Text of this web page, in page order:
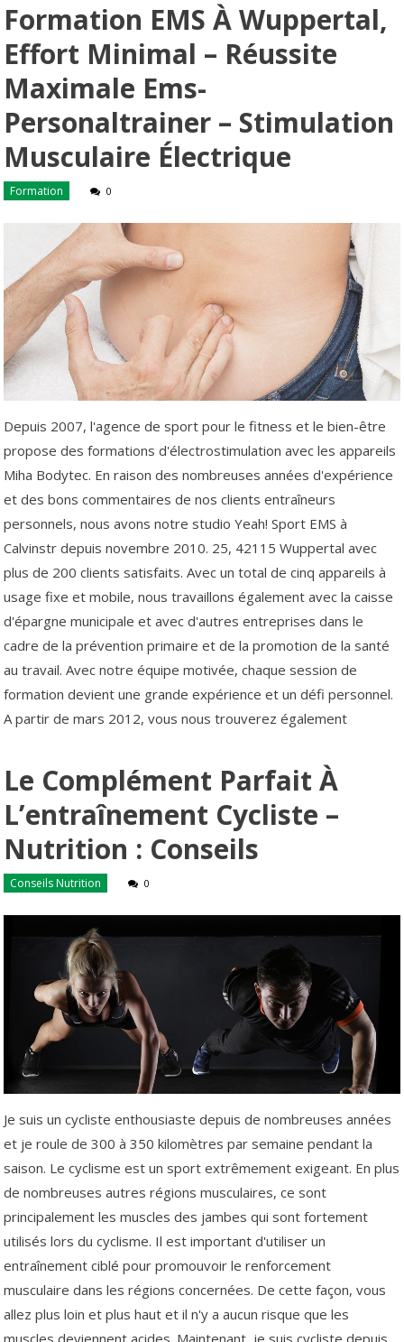
Formation EMS À Wuppertal,
Effort Minimal – Réussite
Maximale Ems-
Personaltrainer – Stimulation
Musculaire Électrique
Formation 0
Depuis 2007, l'agence de sport pour le fitness et le bien-être
propose des formations d'électrostimulation avec les appareils
Miha Bodytec. En raison des nombreuses années d'expérience
et des bons commentaires de nos clients entraîneurs
personnels, nous avons notre studio Yeah! Sport EMS à
Calvinstr depuis novembre 2010. 25, 42115 Wuppertal avec
plus de 200 clients satisfaits. Avec un total de cinq appareils à
usage fixe et mobile, nous travaillons également avec la caisse
d'épargne municipale et avec d'autres entreprises dans le
cadre de la prévention primaire et de la promotion de la santé
au travail. Avec notre équipe motivée, chaque session de
formation devient une grande expérience et un défi personnel.
A partir de mars 2012, vous nous trouverez également
Le Complément Parfait À
L’entraînement Cycliste –
Nutrition : Conseils
Conseils Nutrition 0
Je suis un cycliste enthousiaste depuis de nombreuses années
et je roule de 300 à 350 kilomètres par semaine pendant la
saison. Le cyclisme est un sport extrêmement exigeant. En plus
de nombreuses autres régions musculaires, ce sont
principalement les muscles des jambes qui sont fortement
utilisés lors du cyclisme. Il est important d'utiliser un
entraînement ciblé pour promouvoir le renforcement
musculaire dans les régions concernées. De cette façon, vous
allez plus loin et plus haut et il n'y a aucun risque que les
muscles deviennent acides. Maintenant, je suis cycliste depuis